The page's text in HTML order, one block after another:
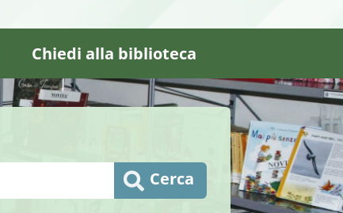
Chiedi alla biblioteca
Cerca